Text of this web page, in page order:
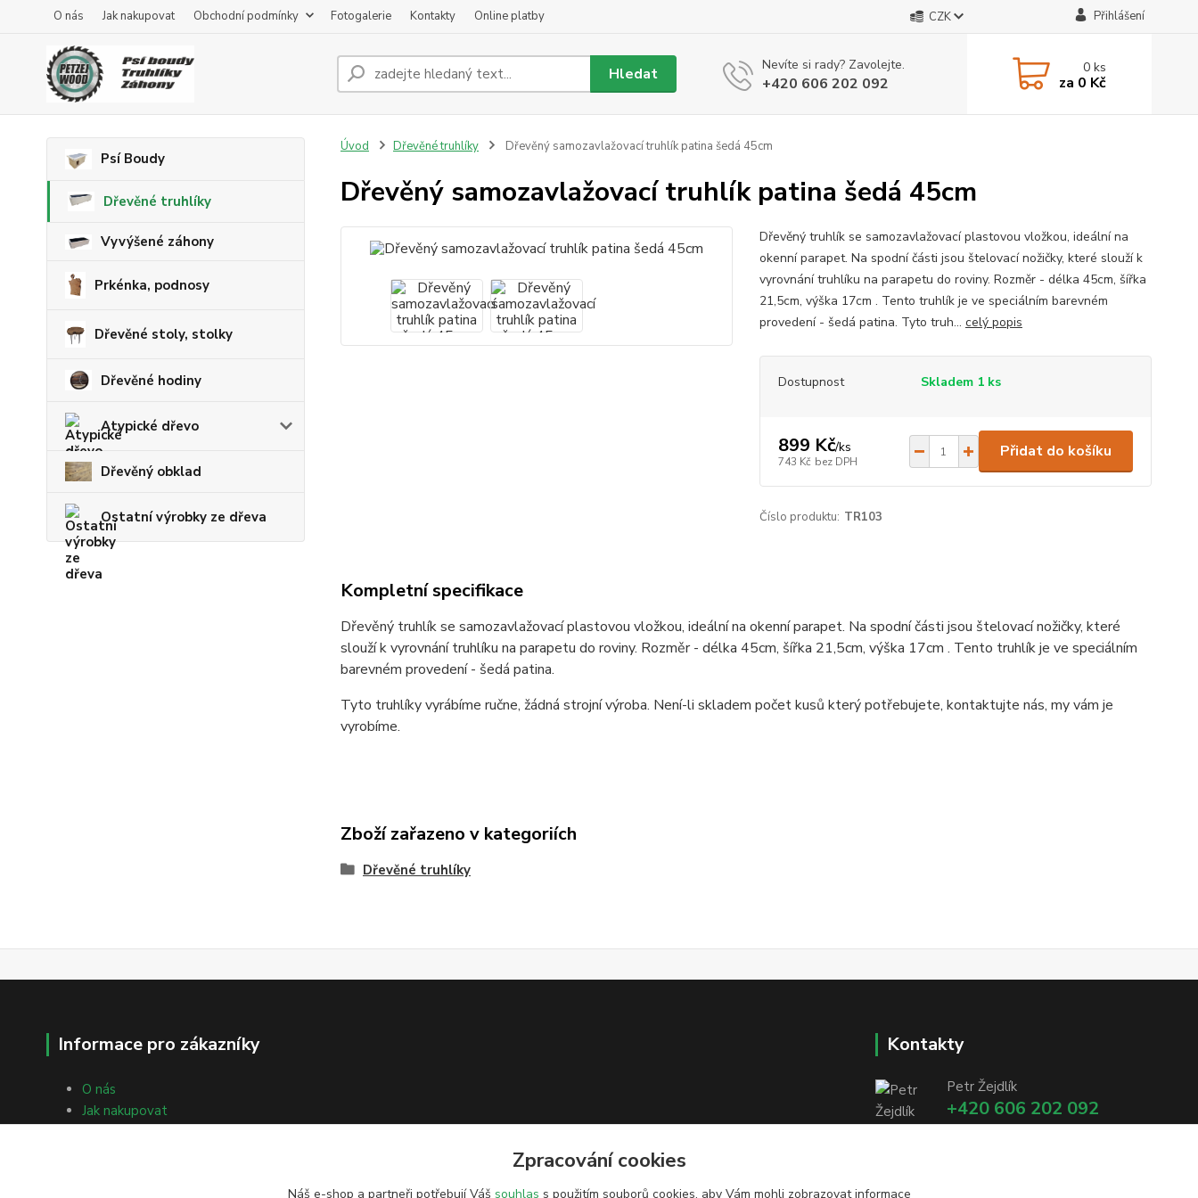
O nás Jak nakupovat Obchodní podmínky Fotogalerie Kontakty Online platby CZK Přihlášení
Hledat Nevíte si rady? Zavolejte.
+420 606 202 092
0ks
za 0 Kč
Psí Boudy
Dřevěné truhlíky
Vyvýšené záhony
Prkénka, podnosy
Dřevěné stoly, stolky
Dřevěné hodiny
Atypické dřevo
Dřevěný obklad
Ostatní výrobky ze dřeva
Úvod Dřevěné truhlíky Dřevěný samozavlažovací truhlík patina šedá 45cm
Dřevěný samozavlažovací truhlík patina šedá 45cm
Dřevěný truhlík se samozavlažovací plastovou vložkou, ideální na
okenní parapet. Na spodní části jsou štelovací nožičky, které slouží k
vyrovnání truhlíku na parapetu do roviny. Rozměr - délka 45cm, šířka
21,5cm, výška 17cm . Tento truhlík je ve speciálním barevném
provedení - šedá patina. Tyto truh... celý popis
Dostupnost Skladem 1 ks
899 Kč/ks
743 Kč bez DPH
Přidat do košíku
Číslo produktu: TR103
Kompletní specifikace
Dřevěný truhlík se samozavlažovací plastovou vložkou, ideální na okenní parapet. Na spodní části jsou štelovací nožičky, které
slouží k vyrovnání truhlíku na parapetu do roviny. Rozměr - délka 45cm, šířka 21,5cm, výška 17cm . Tento truhlík je ve speciálním
barevném provedení - šedá patina.
Tyto truhlíky vyrábíme ručne, žádná strojní výroba. Není-li skladem počet kusů který potřebujete, kontaktujte nás, my vám je
vyrobíme.
Zboží zařazeno v kategoriích
Dřevěné truhlíky
Informace pro zákazníky
O nás
Jak nakupovat
Kontakty
Petr Žejdlík
+420 606 202 092
Zpracování cookies
Náš e-shop a partneři potřebují Váš souhlas s použitím souborů cookies, aby Vám mohli zobrazovat informace